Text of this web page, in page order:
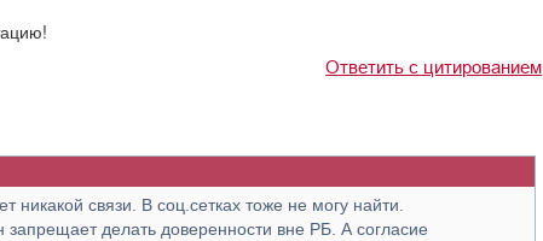
Ответить с цитированием
никакой связи. В соц.сетках тоже не могу найти.
запрещает делать доверенности вне РБ. А согласие